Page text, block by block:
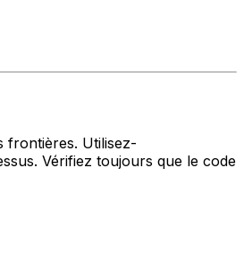
frontières. Utilisez-
Vérifiez toujours que le code